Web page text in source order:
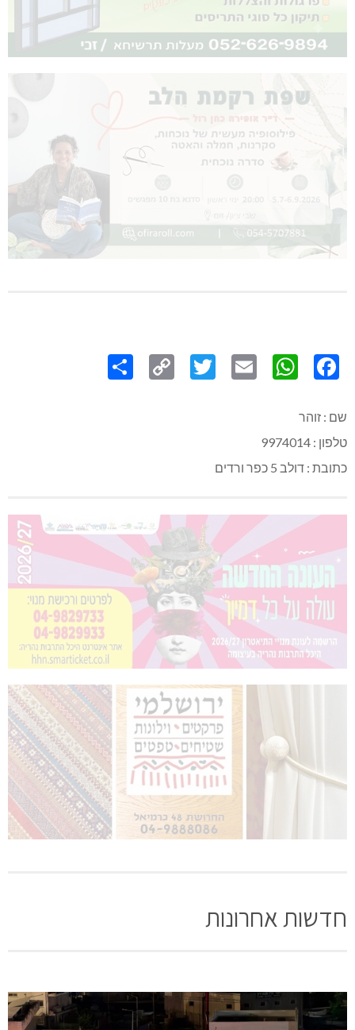
Link
שם : זוהר
טלפון : 9974014
כתובת : דולב 5 כפר ורדים
חדשות אחרונות